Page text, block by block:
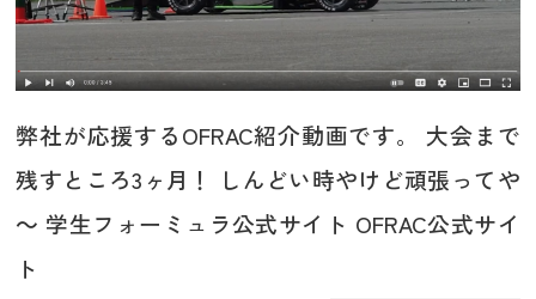
弊社が応援するOFRAC紹介動画です。 大会まで
残すところ3ヶ月！ しんどい時やけど頑張ってや
～ 学生フォーミュラ公式サイト OFRAC公式サイ
ト